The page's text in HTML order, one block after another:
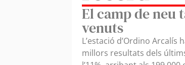
El camp de neu
venuts
L’estació d’Ordino
millors resultats dels